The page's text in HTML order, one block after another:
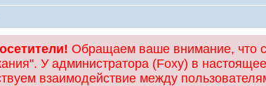
Обращаем ваше внимание, что
У администратора (Foxy) в
взаимодействие между